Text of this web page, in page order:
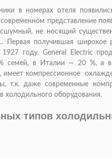
в номерах отеля
представление
не носящий
Первая получившая широкое
году. General Electric
в Италии — 20 %, а в
имеет компрессионное
т.к. даже современные
холодильного оборудования.
типов